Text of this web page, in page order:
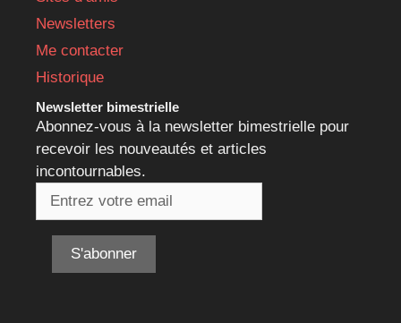
Newsletters
Me contacter
Historique
Newsletter bimestrielle
Abonnez-vous à la newsletter bimestrielle pour
recevoir les nouveautés et articles
incontournables.